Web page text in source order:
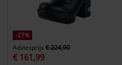
-27%
Adviesprijs € 224,90
€ 161,99